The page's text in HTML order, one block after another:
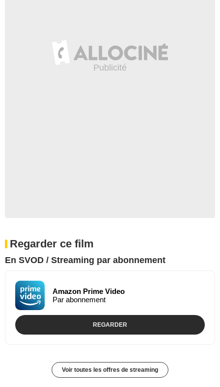
Regarder ce film
En SVOD / Streaming par abonnement
Amazon Prime Video
Par abonnement
REGARDER
Voir toutes les offres de streaming